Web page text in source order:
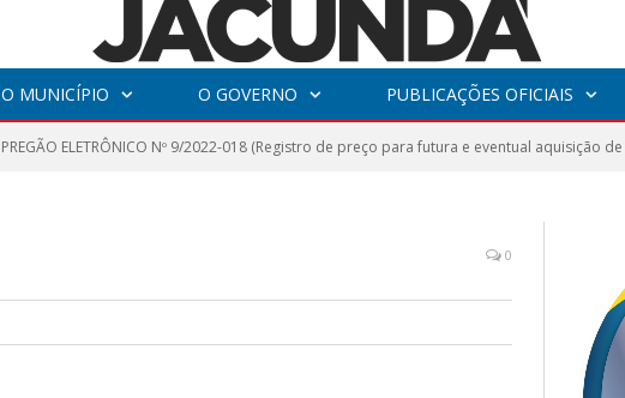
O MUNICÍPIO O GOVERNO PUBLICAÇÕES OFICIAIS
PREGÃO ELETRÔNICO Nº 9/2022-018 (Registro de preço para futura e eventual aquisição
0